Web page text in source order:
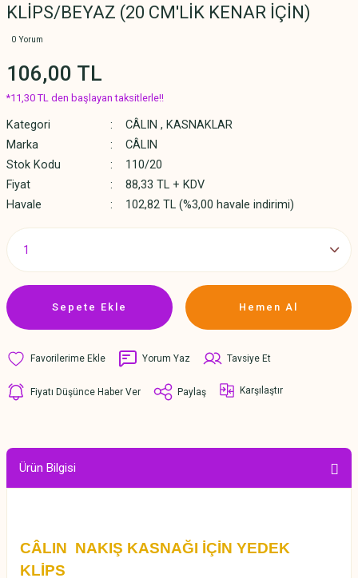
KLİPS/BEYAZ (20 CM'LİK KENAR İÇİN)
0 Yorum
106,00 TL
*11,30 TL den başlayan taksitlerle!!
Kategori CÂLIN , KASNAKLAR
Marka
CÂLIN
Stok Kodu
110/20
Fiyat
88,33 TL + KDV
Havale
102,82 TL (%3,00 havale indirimi)
Sepete Ekle Hemen Al
Yorum Yaz Tavsiye Et
Fiyatı Düşünce Haber Ver Paylaş Karşılaştır
Ürün Bilgisi
CÂLIN NAKIŞ KASNAĞI İÇİN YEDEK
KLİPS